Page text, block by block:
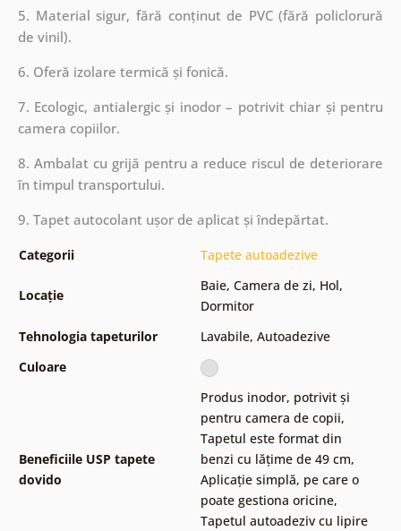
5. Material sigur, fără conținut de PVC (fără policlorură
de vinil).
6. Oferă izolare termică și fonică.
7. Ecologic, antialergic și inodor – potrivit chiar și pentru
camera copiilor.
8. Ambalat cu grijă pentru a reduce riscul de deteriorare
în timpul transportului.
9. Tapet autocolant ușor de aplicat și îndepărtat.
Categorii Tapete autoadezive
Locație
Baie, Camera de zi, Hol,
Dormitor
Tehnologia tapeturilor
Lavabile, Autoadezive
Culoare
Beneficiile USP tapete
dovido
Produs inodor, potrivit și
pentru camera de copii,
Tapetul este format din
benzi cu lățime de 49 cm,
Aplicație simplă, pe care o
poate gestiona oricine,
Tapetul autoadeziv cu lipire